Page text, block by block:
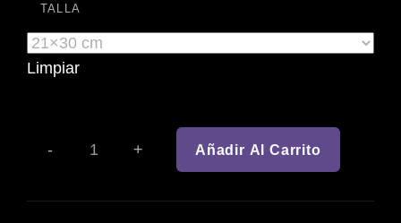
desde
TALLA
Limpiar
ARROZAL
EN
Añadir Al Carrito